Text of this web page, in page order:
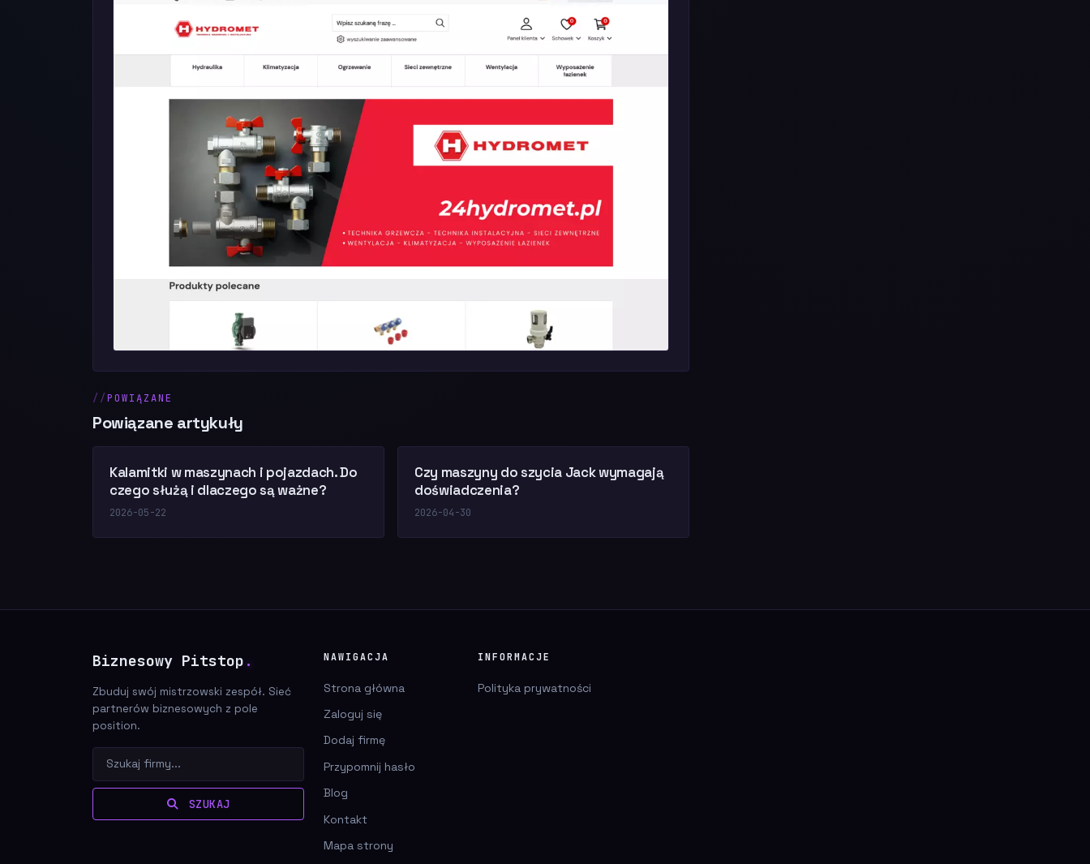
POWIĄZANE
Powiązane artykuły
Kalamitki w maszynach i pojazdach. Do
czego służą i dlaczego są ważne?
2026-05-22
Czy maszyny do szycia Jack wymagają
doświadczenia?
2026-04-30
Biznesowy Pitstop .
Zbuduj swój mistrzowski zespół. Sieć
partnerów biznesowych z pole
position.
SZUKAJ
NAWIGACJA
Strona główna
Zaloguj się
Dodaj firmę
Przypomnij hasło
Blog
Kontakt
Mapa strony
INFORMACJE
Polityka prywatności